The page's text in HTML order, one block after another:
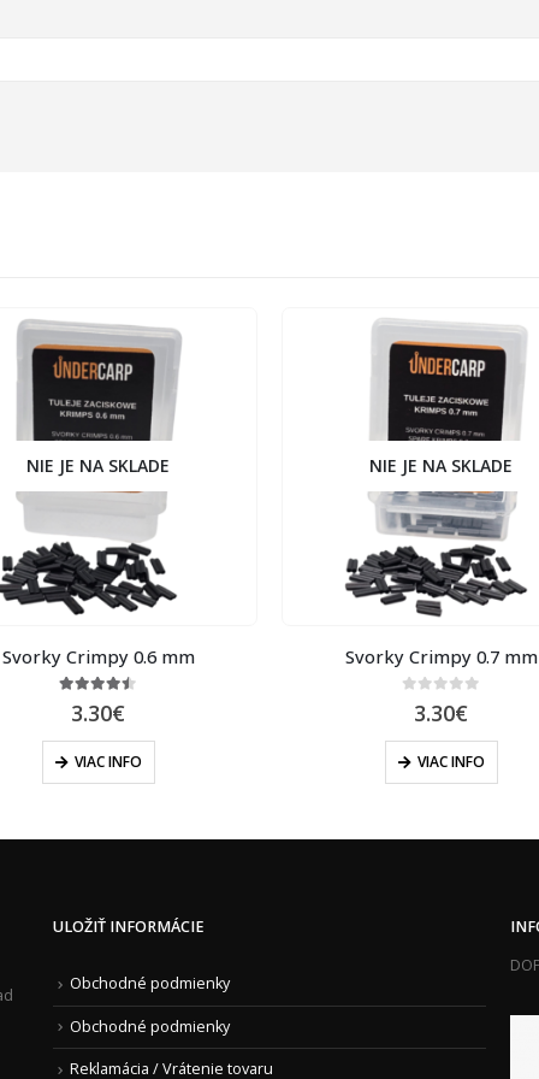
NIE JE NA SKLADE
Svorky Crimpy 0.6 mm
4.40 out of 5
3.30€
VIAC INFO
NIE JE NA SKLADE
Svorky Crimpy 0.7 mm
out of 5
3.30€
VIAC INFO
ULOŽIŤ INFORMÁCIE
Obchodné podmienky
Obchodné podmienky
Reklamácia / Vrátenie tovaru